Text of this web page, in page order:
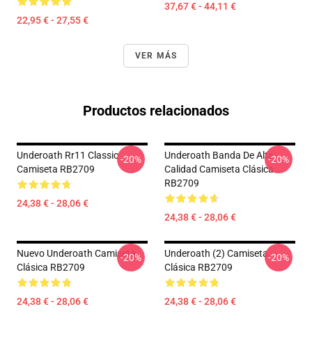
22,95 € - 27,55 €
37,67 € - 44,11 €
VER MÁS
Productos relacionados
Underoath Rr11 Classic
Camiseta RB2709
24,38 € - 28,06 €
-20%
Underoath Banda De Alta
Calidad Camiseta Clásica
RB2709
24,38 € - 28,06 €
-20%
Nuevo Underoath Camiseta
Clásica RB2709
24,38 € - 28,06 €
-20%
Underoath (2) Camiseta
Clásica RB2709
24,38 € - 28,06 €
-20%